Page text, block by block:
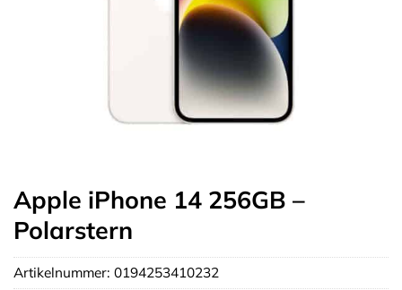
Apple iPhone 14 256GB –
Polarstern
Artikelnummer: 0194253410232